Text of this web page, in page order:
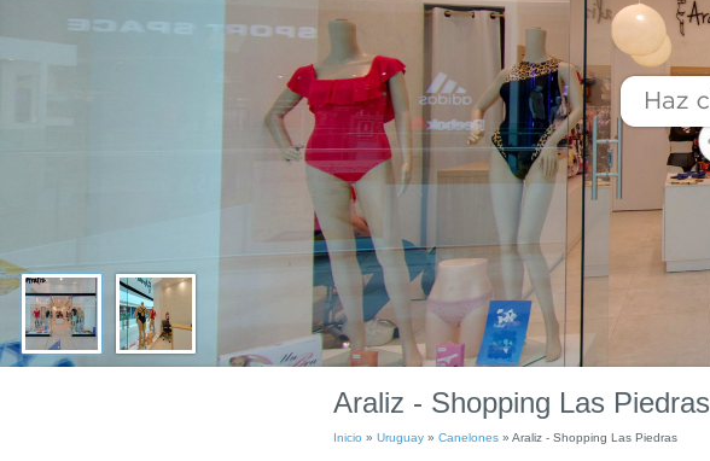
Araliz - Shopping Las Piedras
Inicio » Uruguay » Canelones » Araliz - Shopping Las Piedras